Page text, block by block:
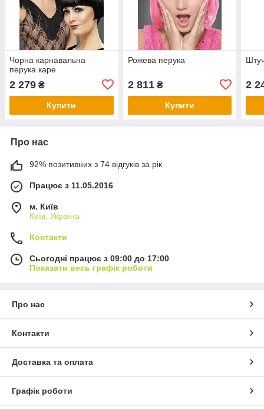
Чорна карнавальна
перука каре
2 279 ₴
Купити
Рожева перука
2 811₴
Купити
2
Про нас
92% позитивних з 74 відгуків за рік
Працює з 11.05.2016
м. Київ
Київ, Україна
Контакти
Сьогодні працює з 09:00 до 17:00
Показати весь графік роботи
Про нас
Контакти
Доставка та оплата
Графік роботи